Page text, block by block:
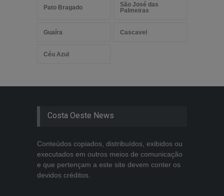
Pato Bragado
São José das
Palmeiras
Guaíra Cascavel
Céu Azul
Costa Oeste News
Conteúdos copiados, distribuídos, exibidos ou
executados em outros meios de comunicação
e que pertençam a este site devem conter os
devidos créditos.